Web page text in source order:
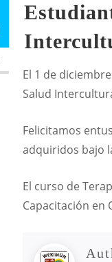
El 1 de
Salud
Felicitamos
adquiridos bajo
El curso de
Capacitación en